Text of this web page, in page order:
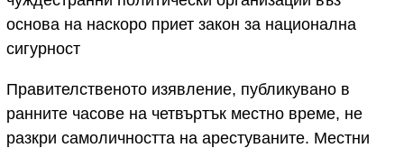
основа на наскоро приет закон за национална
сигурност
Правителственото изявление, публикувано в
ранните часове на четвъртък местно време, не
разкри самоличността на арестуваните. Местни